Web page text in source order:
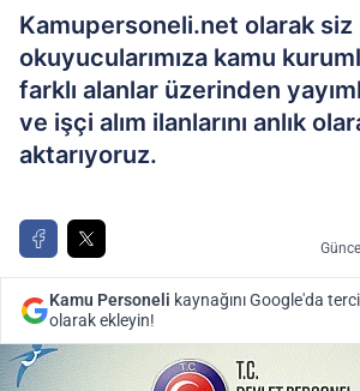
Kamupersoneli.net olarak siz
okuyucularımıza kamu
farklı alanlar üzerinden
ve işçi alım ilanlarını anlık
aktarıyoruz.
Kamu Personeli kaynağını Google'da
olarak ekleyin!